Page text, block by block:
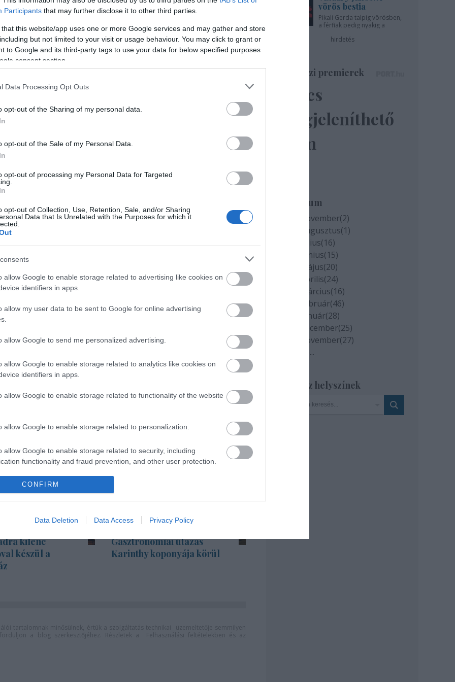
Participants that may further disclose it to other third parties.
that this website/app uses one or more Google services and may gather and store
but not limited to your visit or usage behaviour. You may click to grant or
to Google and its third-party tags to use your data for below specified purposes
consent section.
Data Processing Opt Outs
opt-out of the Sharing of my personal data.
opt-out of the Sale of my Personal Data.
opt-out of processing my Personal Data for Targeted
opt-out of Collection, Use, Retention, Sale, and/or Sharing
Data that Is Unrelated with the Purposes for which it
allow Google to enable storage related to advertising like cookies on
identifiers in apps.
allow my user data to be sent to Google for online advertising
allow Google to send me personalized advertising.
allow Google to enable storage related to analytics like cookies on
identifiers in apps.
allow Google to enable storage related to functionality of the website
allow Google to enable storage related to personalization.
allow Google to enable storage related to security, including
functionality and fraud prevention, and other user protection.
CONFIRM
Data Deletion Data Access Privacy Policy
és Filmművészeti Főiskolán. Színészi pályáját a
kezdte. 1984-től a Fővárosi Operettszínházban,
játszott, amelynek 2013 óta volt az
kilenc
készül a
Gasztronómiai utazás
Karinthy koponyája körül
vörös bestia
Pikali Gerda talpig vörösben,
a férfiak pedig nyakig a
hirdetés
Színházi premierek
Nincs
megjeleníthető
elem
Archívum
2020 november(2)
2020 augusztus(1)
2020 július(16)
2020 június(15)
2020 május(20)
2020 április(24)
2020 március(16)
2020 február(46)
2020 január(28)
2019 december(25)
2019 november(27)
...
Szinház helyszínek